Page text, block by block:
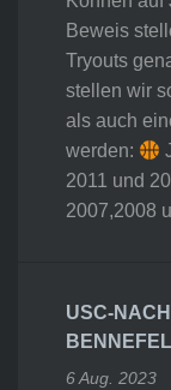
Beweis
Tryouts
stellen wir
als auch
werden:
2011 und
2007,2008
USC-
6 Aug. 2023